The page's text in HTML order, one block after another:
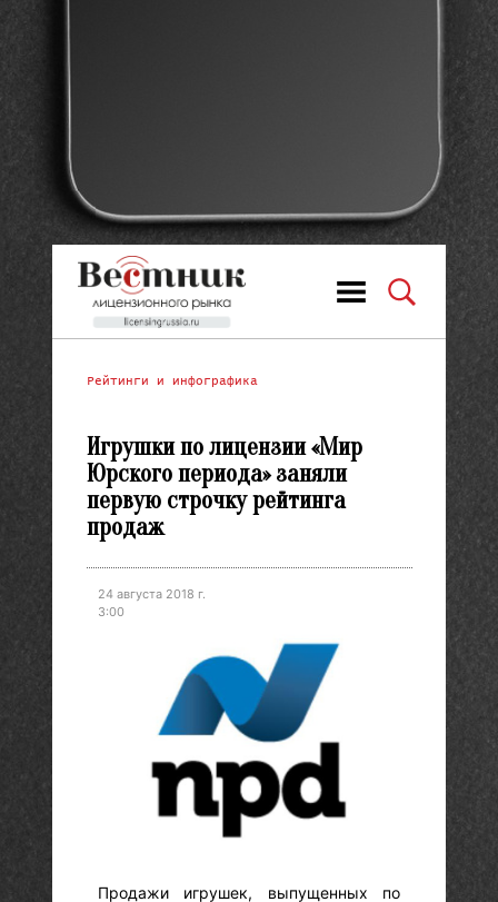
Рейтинги и инфографика
Игрушки по лицензии «Мир
Юрского периода» заняли
первую строчку рейтинга
продаж
24 августа 2018 г.
3:00
Продажи игрушек, выпущенных по